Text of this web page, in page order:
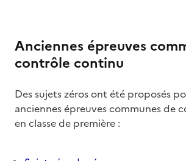
Anciennes épreuves
contrôle continu
Des sujets zéros ont été proposés
anciennes épreuves communes de
en classe de première :